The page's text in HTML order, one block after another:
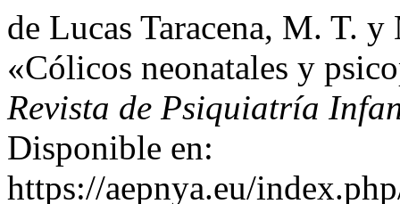
de Lucas Taracena, M. T.
«Cólicos neonatales y
Revista de Psiquiatría
Disponible en:
https://aepnya.eu/